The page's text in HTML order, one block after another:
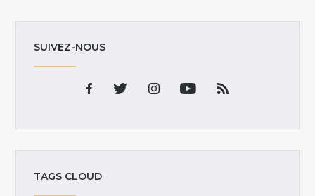
SUIVEZ-NOUS
TAGS CLOUD